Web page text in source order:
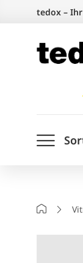
springen
tedox –